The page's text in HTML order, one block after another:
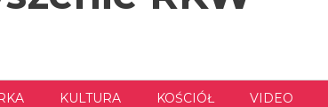
KULTURA KOŚCIÓŁ VIDEO